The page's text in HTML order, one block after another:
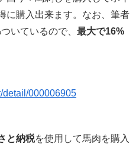
いているので、
最大で16%